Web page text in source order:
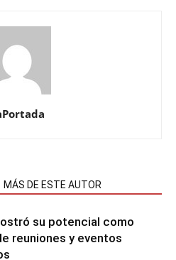
MÁS DE ESTE AUTOR
su potencial como
reuniones y eventos